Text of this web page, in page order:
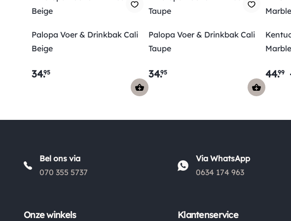
Palopa Voer & Drinkbak Cali
Beige
34.95
Palopa Voer & Drinkbak Cali
Taupe
34.95 44.99
Bel ons via
070 355 5737
Via WhatsApp
0634 174 963
Onze winkels Klantenservice